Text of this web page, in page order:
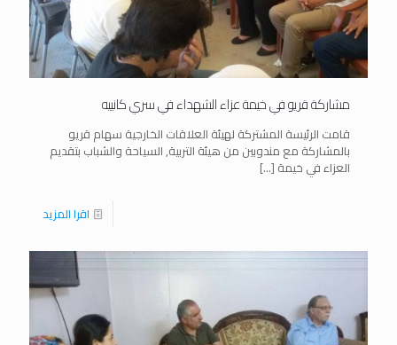
مشاركة قريو في خيمة عزاء الشهداء في سري كانييه
قامت الرئيسة المشتركة لهيئة العلاقات الخارجية سهام قريو
بالمشاركة مع مندوبين من هيئة التربية, السياحة والشباب بتقديم
العزاء في خيمة […]
اقرا المزيد